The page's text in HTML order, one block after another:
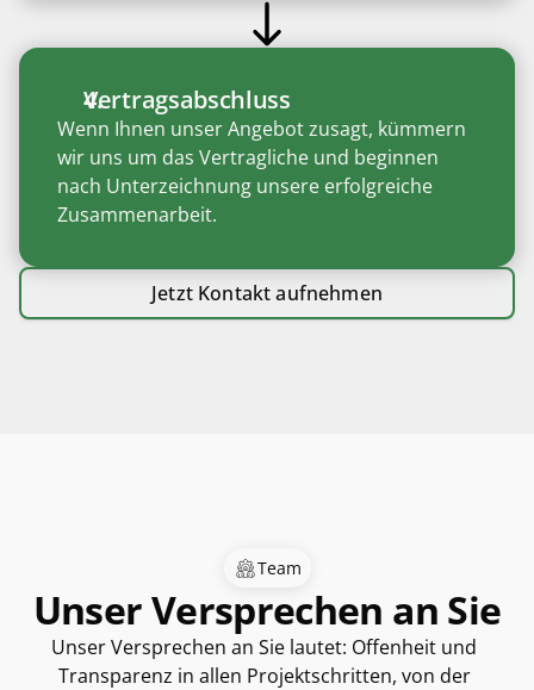
Vertragsabschluss
Wenn Ihnen unser Angebot zusagt, kümmern
wir uns um das Vertragliche und beginnen
nach Unterzeichnung unsere erfolgreiche
Zusammenarbeit.
Jetzt Kontakt aufnehmen
Team
Unser Versprechen an Sie
Unser Versprechen an Sie lautet: Offenheit und
Transparenz in allen Projektschritten, von der